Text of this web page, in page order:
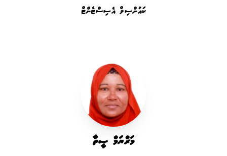
ކައުންސިލް އެސިސްޓެންޓް
މަރްޔަމް ސީތާ